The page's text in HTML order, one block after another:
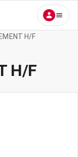
H/F
H/F